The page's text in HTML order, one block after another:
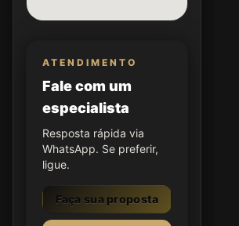
ATENDIMENTO
Fale com um
especialista
Resposta rápida via
WhatsApp. Se preferir,
ligue.
Faça sua proposta